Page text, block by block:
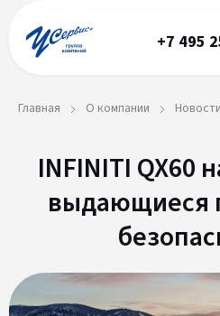
+7 495
Главная О компании Новости
INFINITI QX60
выдающиеся